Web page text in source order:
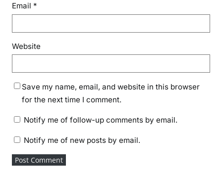
Email *
Website
Save my name, email, and website in this browser
for the next time I comment.
Notify me of follow-up comments by email.
Notify me of new posts by email.